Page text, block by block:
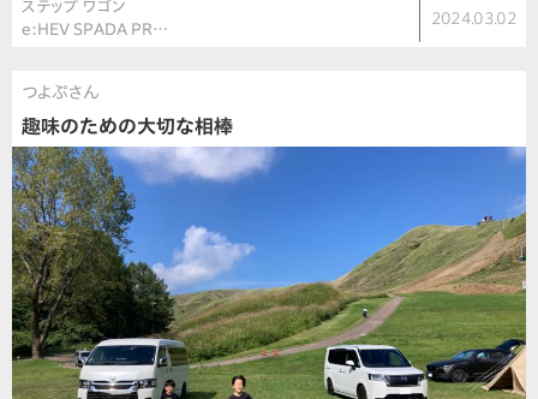
ステップ ワゴン
e:HEV SPADA PR…
2024.03.02
つよぷさん
趣味のための大切な相棒